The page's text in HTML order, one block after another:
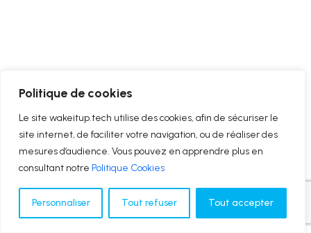
Politique de cookies
Le site wakeitup.tech utilise des cookies, afin de sécuriser le
site internet, de faciliter votre navigation, ou de réaliser des
mesures d’audience. Vous pouvez en apprendre plus en
consultant notre Politique Cookies
Personnaliser Tout refuser Tout accepter